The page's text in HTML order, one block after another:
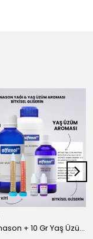
100 Gr Anason + 10 Gr Yaş Üzüm + 250 Gr Gliserin + Alkol Test Kiti